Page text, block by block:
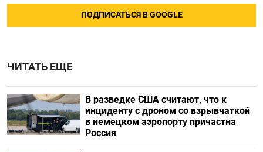
ПОДПИСАТЬСЯ В GOOGLE
ЧИТАТЬ ЕЩЕ
В разведке США считают, что к
инциденту с дроном со взрывчаткой
в немецком аэропорту причастна
Россия